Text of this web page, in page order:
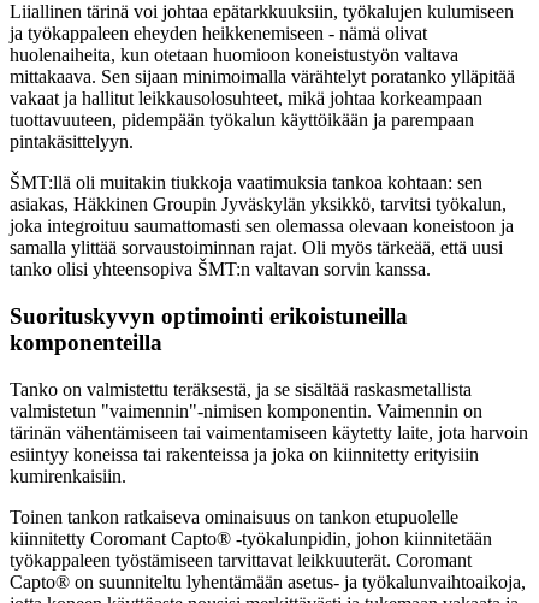
Liiallinen tärinä voi johtaa epätarkkuuksiin, työkalujen kulumiseen
ja työkappaleen eheyden heikkenemiseen - nämä olivat
huolenaiheita, kun otetaan huomioon koneistustyön valtava
mittakaava. Sen sijaan minimoimalla värähtelyt poratanko ylläpitää
vakaat ja hallitut leikkausolosuhteet, mikä johtaa korkeampaan
tuottavuuteen, pidempään työkalun käyttöikään ja parempaan
pintakäsittelyyn.
ŠMT:llä oli muitakin tiukkoja vaatimuksia tankoa kohtaan: sen
asiakas, Häkkinen Groupin Jyväskylän yksikkö, tarvitsi työkalun,
joka integroituu saumattomasti sen olemassa olevaan koneistoon ja
samalla ylittää sorvaustoiminnan rajat. Oli myös tärkeää, että uusi
tanko olisi yhteensopiva ŠMT:n valtavan sorvin kanssa.
Suorituskyvyn optimointi erikoistuneilla
komponenteilla
Tanko on valmistettu teräksestä, ja se sisältää raskasmetallista
valmistetun "vaimennin"-nimisen komponentin. Vaimennin on
tärinän vähentämiseen tai vaimentamiseen käytetty laite, jota harvoin
esiintyy koneissa tai rakenteissa ja joka on kiinnitetty erityisiin
kumirenkaisiin.
Toinen tankon ratkaiseva ominaisuus on tankon etupuolelle
kiinnitetty Coromant Capto® -työkalunpidin, johon kiinnitetään
työkappaleen työstämiseen tarvittavat leikkuuterät. Coromant
Capto® on suunniteltu lyhentämään asetus- ja työkalunvaihtoaikoja,